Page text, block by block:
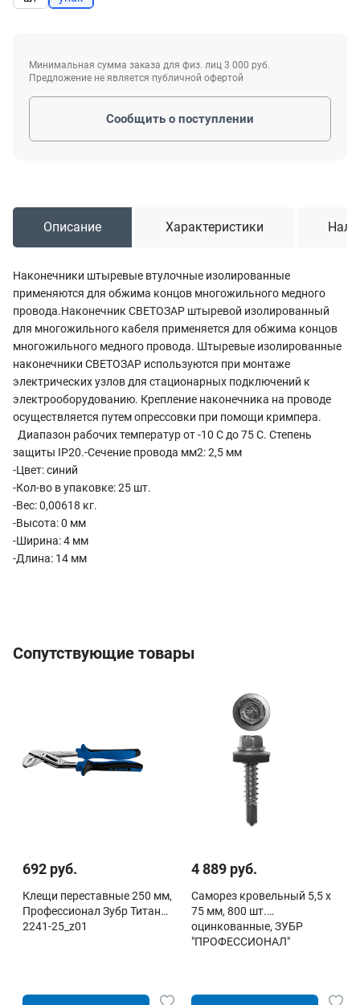
Минимальная сумма заказа для физ. лиц 3 000 руб.
Предложение не является публичной офертой
Сообщить о поступлении
Описание Характеристики
Наконечники штыревые втулочные изолированные
применяются для обжима концов многожильного медного
провода.Наконечник СВЕТОЗАР штыревой изолированный
для многожильного кабеля применяется для обжима концов
многожильного медного провода. Штыревые изолированные
наконечники СВЕТОЗАР используются при монтаже
электрических узлов для стационарных подключений к
электрооборудованию. Крепление наконечника на проводе
осуществляется путем опрессовки при помощи кримпера.
Диапазон рабочих температур от -10 С до 75 С. Степень
защиты IP20.-Сечение провода мм2: 2,5 мм
-Цвет: синий
-Кол-во в упаковке: 25 шт.
-Вес: 0,00618 кг.
-Высота: 0 мм
-Ширина: 4 мм
-Длина: 14 мм
Сопутствующие товары
692 руб.
Клещи переставные 250 мм,
Профессионал Зубр Титан
2241-25_z01
4 889 руб.
Саморез кровельный 5,5 х
75 мм, 800 шт.
оцинкованные, ЗУБР
"ПРОФЕССИОНАЛ"